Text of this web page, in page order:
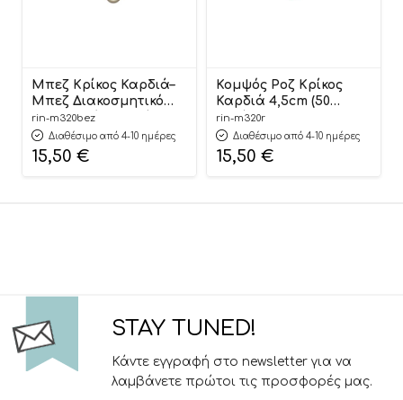
Μπεζ Κρίκος Καρδιά–
Μπεζ Διακοσμητικό
Κρεμαστό Στοιχείο
4,5cm (50 τεμάχια) |
Μ320ΜΠΕΖ Riniotis
rin-m320bez
Διαθέσιμο από 4-10 ημέρες
15,50 €
Κομψός Ροζ Κρίκος
Καρδιά 4,5cm (50
τεμάχια) | Μ320Ρ
Riniotis
rin-m320r
Διαθέσιμο από 4-10 ημέρες
15,50 €
STAY TUNED!
Κάντε εγγραφή στο newsletter για να
λαμβάνετε πρώτοι τις προσφορές μας.